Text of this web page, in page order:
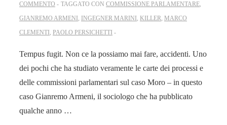
COMMENTO
TAGGATO CON COMMISSIONE PARLAMENTARE,
GIANREMO ARMENI , INGEGNER MARINI , KILLER, MARCO
CLEMENTI , PAOLO PERSICHETTI
Tempus fugit. Non ce la possiamo mai fare, accidenti. Uno
dei pochi che ha studiato veramente le carte dei processi e
delle commissioni parlamentari sul caso Moro – in questo
caso Gianremo Armeni, il sociologo che ha pubblicato
qualche anno …